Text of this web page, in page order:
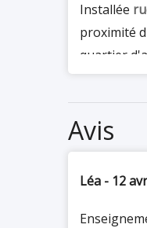
Installée
proximité
quartier
bénéficie
dynamique
Avis
Léa - 12